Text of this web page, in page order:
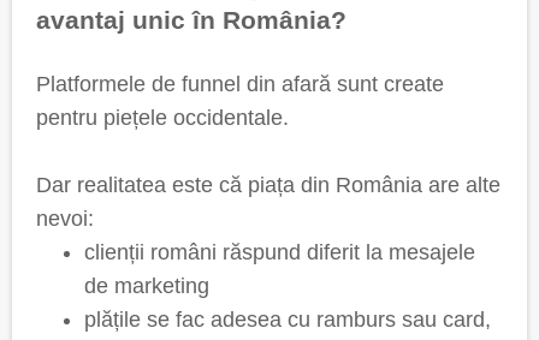
avantaj unic în România?
Platformele de funnel din afară sunt create
pentru piețele occidentale.
Dar realitatea este că piața din România are alte
nevoi:
clienții români răspund diferit la mesajele
de marketing
plățile se fac adesea cu ramburs sau card,